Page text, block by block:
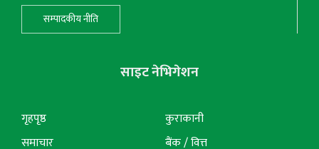
सम्पादकीय नीति
साइट नेभिगेशन
गृहपृष्ठ
समाचार
कुराकानी
बैंक / वित्त